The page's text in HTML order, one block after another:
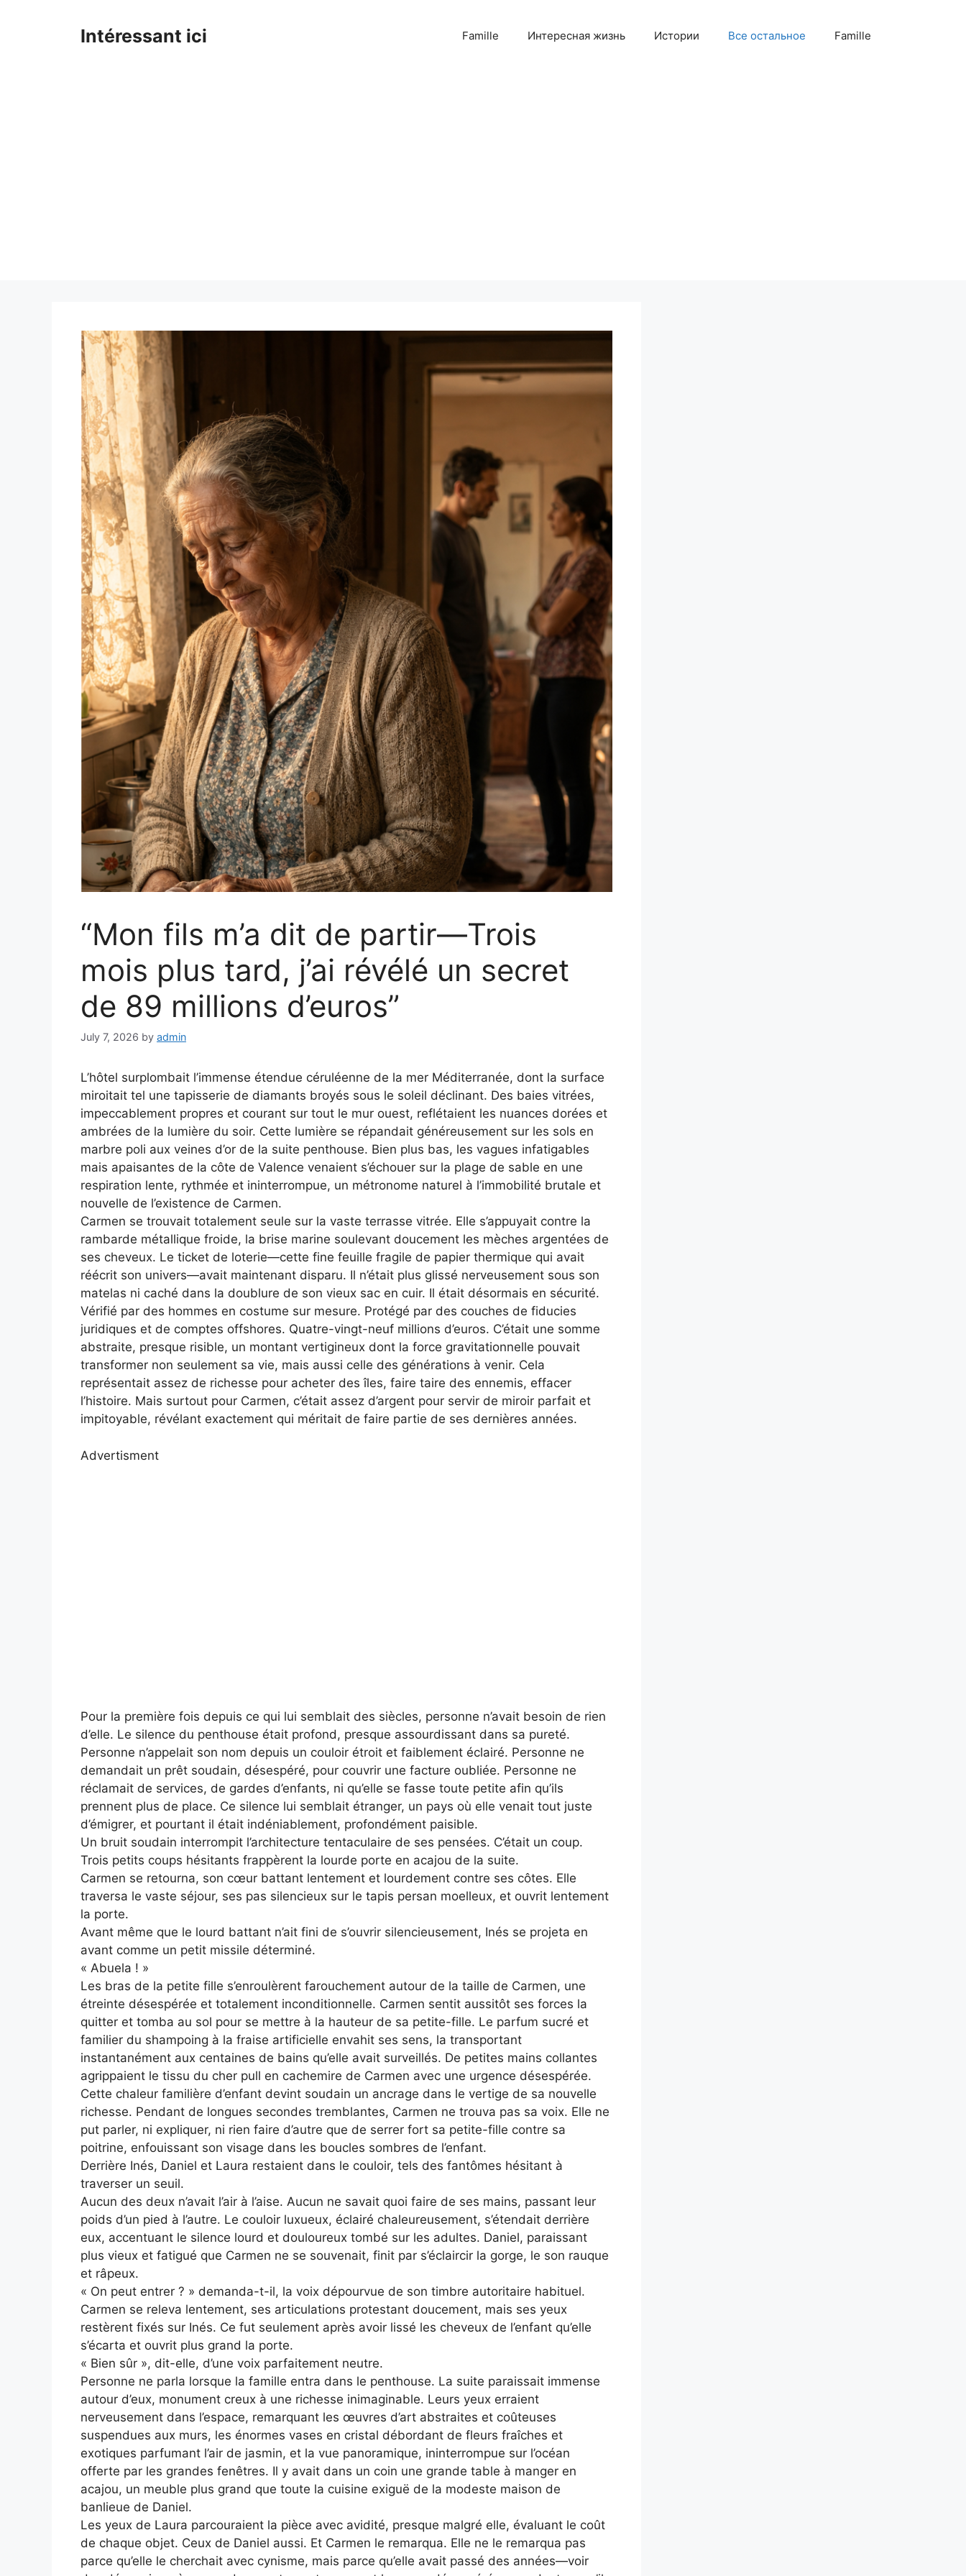
Intéressant ici Famille Интересная жизнь Истории Все остальное Famille
“Mon fils m’a dit de partir—Trois
mois plus tard, j’ai révélé un secret
de 89 millions d’euros”
July 7, 2026 by admin
L’hôtel surplombait l’immense étendue céruléenne de la mer Méditerranée, dont la surface
miroitait tel une tapisserie de diamants broyés sous le soleil déclinant. Des baies vitrées,
impeccablement propres et courant sur tout le mur ouest, reflétaient les nuances dorées et
ambrées de la lumière du soir. Cette lumière se répandait généreusement sur les sols en
marbre poli aux veines d’or de la suite penthouse. Bien plus bas, les vagues infatigables
mais apaisantes de la côte de Valence venaient s’échouer sur la plage de sable en une
respiration lente, rythmée et ininterrompue, un métronome naturel à l’immobilité brutale et
nouvelle de l’existence de Carmen.
Carmen se trouvait totalement seule sur la vaste terrasse vitrée. Elle s’appuyait contre la
rambarde métallique froide, la brise marine soulevant doucement les mèches argentées de
ses cheveux. Le ticket de loterie—cette fine feuille fragile de papier thermique qui avait
réécrit son univers—avait maintenant disparu. Il n’était plus glissé nerveusement sous son
matelas ni caché dans la doublure de son vieux sac en cuir. Il était désormais en sécurité.
Vérifié par des hommes en costume sur mesure. Protégé par des couches de fiducies
juridiques et de comptes offshores. Quatre-vingt-neuf millions d’euros. C’était une somme
abstraite, presque risible, un montant vertigineux dont la force gravitationnelle pouvait
transformer non seulement sa vie, mais aussi celle des générations à venir. Cela
représentait assez de richesse pour acheter des îles, faire taire des ennemis, effacer
l’histoire. Mais surtout pour Carmen, c’était assez d’argent pour servir de miroir parfait et
impitoyable, révélant exactement qui méritait de faire partie de ses dernières années.
Advertisment
Pour la première fois depuis ce qui lui semblait des siècles, personne n’avait besoin de rien
d’elle. Le silence du penthouse était profond, presque assourdissant dans sa pureté.
Personne n’appelait son nom depuis un couloir étroit et faiblement éclairé. Personne ne
demandait un prêt soudain, désespéré, pour couvrir une facture oubliée. Personne ne
réclamait de services, de gardes d’enfants, ni qu’elle se fasse toute petite afin qu’ils
prennent plus de place. Ce silence lui semblait étranger, un pays où elle venait tout juste
d’émigrer, et pourtant il était indéniablement, profondément paisible.
Un bruit soudain interrompit l’architecture tentaculaire de ses pensées. C’était un coup.
Trois petits coups hésitants frappèrent la lourde porte en acajou de la suite.
Carmen se retourna, son cœur battant lentement et lourdement contre ses côtes. Elle
traversa le vaste séjour, ses pas silencieux sur le tapis persan moelleux, et ouvrit lentement
la porte.
Avant même que le lourd battant n’ait fini de s’ouvrir silencieusement, Inés se projeta en
avant comme un petit missile déterminé.
« Abuela ! »
Les bras de la petite fille s’enroulèrent farouchement autour de la taille de Carmen, une
étreinte désespérée et totalement inconditionnelle. Carmen sentit aussitôt ses forces la
quitter et tomba au sol pour se mettre à la hauteur de sa petite-fille. Le parfum sucré et
familier du shampoing à la fraise artificielle envahit ses sens, la transportant
instantanément aux centaines de bains qu’elle avait surveillés. De petites mains collantes
agrippaient le tissu du cher pull en cachemire de Carmen avec une urgence désespérée.
Cette chaleur familière d’enfant devint soudain un ancrage dans le vertige de sa nouvelle
richesse. Pendant de longues secondes tremblantes, Carmen ne trouva pas sa voix. Elle ne
put parler, ni expliquer, ni rien faire d’autre que de serrer fort sa petite-fille contre sa
poitrine, enfouissant son visage dans les boucles sombres de l’enfant.
Derrière Inés, Daniel et Laura restaient dans le couloir, tels des fantômes hésitant à
traverser un seuil.
Aucun des deux n’avait l’air à l’aise. Aucun ne savait quoi faire de ses mains, passant leur
poids d’un pied à l’autre. Le couloir luxueux, éclairé chaleureusement, s’étendait derrière
eux, accentuant le silence lourd et douloureux tombé sur les adultes. Daniel, paraissant
plus vieux et fatigué que Carmen ne se souvenait, finit par s’éclaircir la gorge, le son rauque
et râpeux.
« On peut entrer ? » demanda-t-il, la voix dépourvue de son timbre autoritaire habituel.
Carmen se releva lentement, ses articulations protestant doucement, mais ses yeux
restèrent fixés sur Inés. Ce fut seulement après avoir lissé les cheveux de l’enfant qu’elle
s’écarta et ouvrit plus grand la porte.
« Bien sûr », dit-elle, d’une voix parfaitement neutre.
Personne ne parla lorsque la famille entra dans le penthouse. La suite paraissait immense
autour d’eux, monument creux à une richesse inimaginable. Leurs yeux erraient
nerveusement dans l’espace, remarquant les œuvres d’art abstraites et coûteuses
suspendues aux murs, les énormes vases en cristal débordant de fleurs fraîches et
exotiques parfumant l’air de jasmin, et la vue panoramique, ininterrompue sur l’océan
offerte par les grandes fenêtres. Il y avait dans un coin une grande table à manger en
acajou, un meuble plus grand que toute la cuisine exiguë de la modeste maison de
banlieue de Daniel.
Les yeux de Laura parcouraient la pièce avec avidité, presque malgré elle, évaluant le coût
de chaque objet. Ceux de Daniel aussi. Et Carmen le remarqua. Elle ne le remarqua pas
parce qu’elle le cherchait avec cynisme, mais parce qu’elle avait passé des années—voir